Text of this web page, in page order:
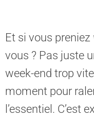
Et si vous preniez
vous ? Pas juste
week-end trop
moment pour
l’essentiel. C’est